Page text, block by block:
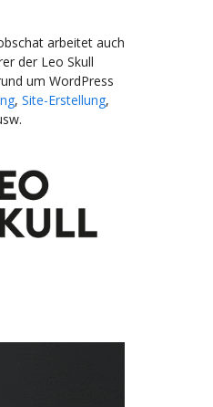
arbeitet auch
der Leo Skull
um WordPress
, Site-Erstellung,